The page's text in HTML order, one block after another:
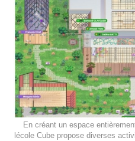
En créant un espace
lécole Cube propose diverses